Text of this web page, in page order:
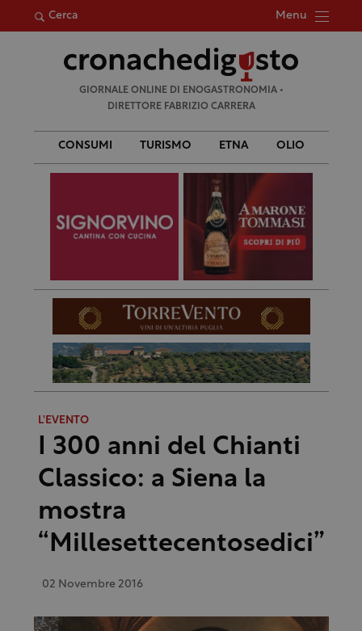
Cerca Menu
per:
GIORNALE ONLINE DI ENOGASTRONOMIA •
DIRETTORE FABRIZIO CARRERA
CONSUMI TURISMO ETNA OLIO
L'EVENTO
I 300 anni del Chianti
Classico: a Siena la
mostra
“Millesettecentosedici”
02 Novembre 2016